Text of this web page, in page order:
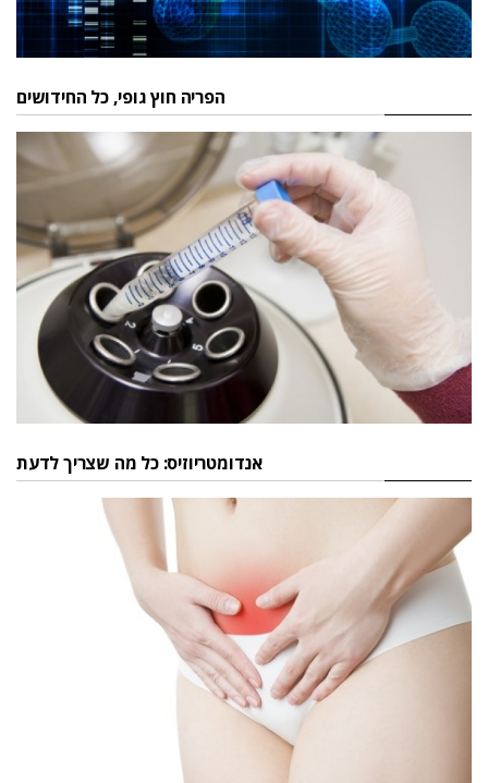
הפריה חוץ גופי, כל החידושים
אנדומטריוזיס: כל מה שצריך לדעת